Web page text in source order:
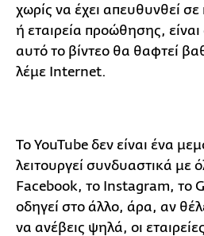
χωρίς να έχει απευθυνθεί
ή εταιρεία προώθησης, είναι
αυτό το βίντεο θα θαφτεί
λέμε Ιnternet.
Το YouTube δεν είναι ένα
λειτουργεί συνδυαστικά με
Facebook, το Instagram, το
οδηγεί στο άλλο, άρα, αν
να ανέβεις ψηλά, οι